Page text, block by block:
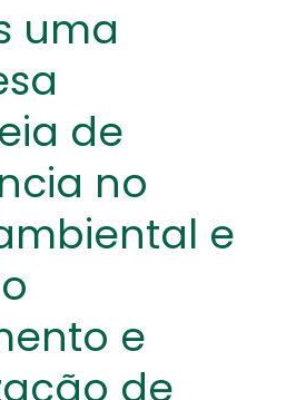
uma
de
no
e
e
de